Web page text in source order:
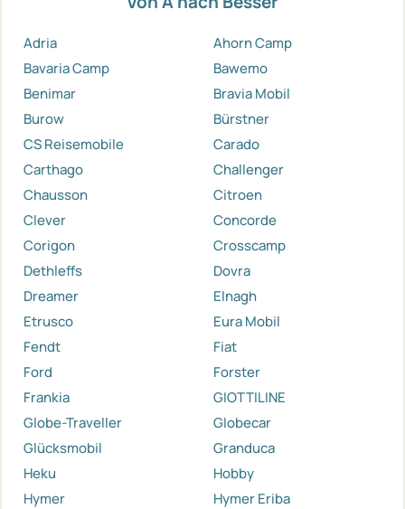
Adria
Ahorn Camp
Bavaria Camp
Bawemo
Benimar
Bravia Mobil
Burow
Bürstner
CS Reisemobile
Carado
Carthago
Challenger
Chausson
Citroen
Clever
Concorde
Corigon
Crosscamp
Dethleffs
Dovra
Dreamer
Elnagh
Etrusco
Eura Mobil
Fendt
Fiat
Ford
Forster
Frankia
GIOTTILINE
Globe-Traveller
Globecar
Glücksmobil
Granduca
Heku
Hobby
Hymer
Hymer Eriba